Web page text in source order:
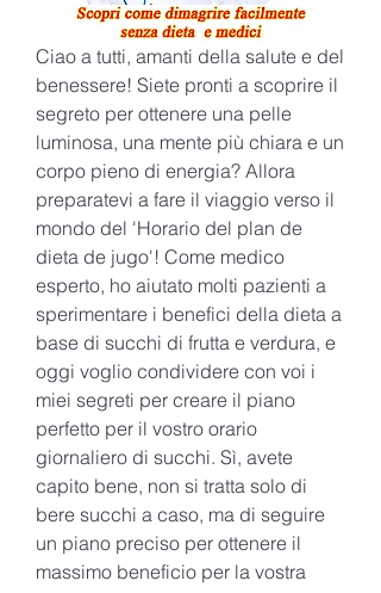
Ciao a tutti, amanti della salute e del
benessere! Siete pronti a scoprire il
segreto per ottenere una pelle
luminosa, una mente più chiara e un
corpo pieno di energia? Allora
preparatevi a fare il viaggio verso il
mondo del 'Horario del plan de
dieta de jugo'! Come medico
esperto, ho aiutato molti pazienti a
sperimentare i benefici della dieta a
base di succhi di frutta e verdura, e
oggi voglio condividere con voi i
miei segreti per creare il piano
perfetto per il vostro orario
giornaliero di succhi. Sì, avete
capito bene, non si tratta solo di
bere succhi a caso, ma di seguire
un piano preciso per ottenere il
massimo beneficio per la vostra